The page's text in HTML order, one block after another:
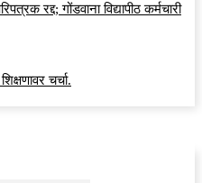
रद्द; गोंडवाना विद्यापीठ कर्मचारी
चर्चा.